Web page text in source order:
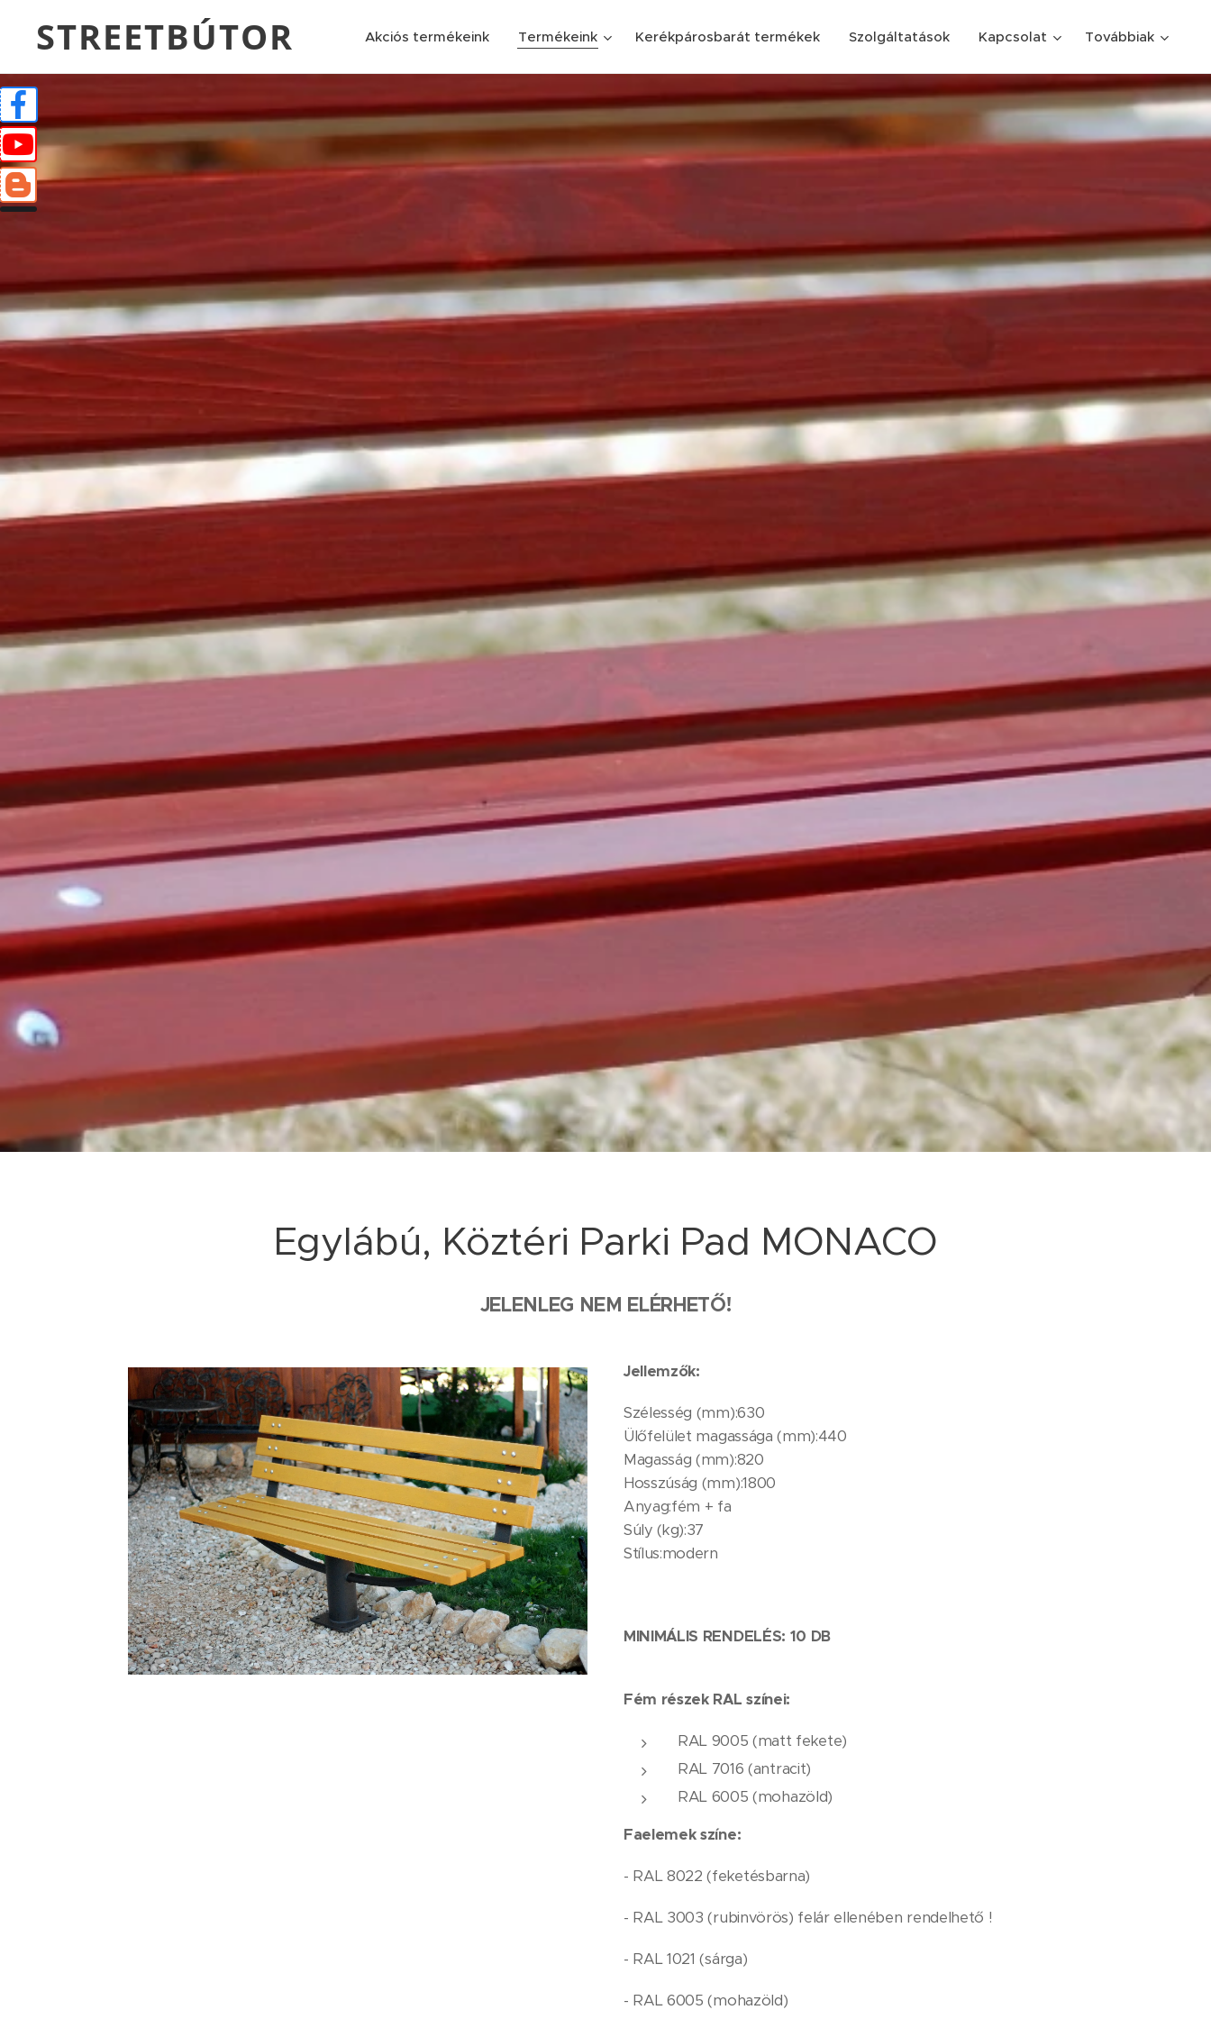
STREETBÚTOR Akciós termékeink Termékeink Kerékpárosbarát termékek Szolgáltatások Kapcsolat Továbbiak
Egylábú, Köztéri Parki Pad MONACO
JELENLEG NEM ELÉRHETŐ!
Jellemzők:
Szélesség (mm):630
Ülőfelület magassága (mm):440
Magasság (mm):820
Hosszúság (mm):1800
Anyag:fém + fa
Súly (kg):37
Stílus:modern
MINIMÁLIS RENDELÉS: 10 DB
Fém részek RAL színei:
RAL 9005 (matt fekete)
RAL 7016 (antracit)
RAL 6005 (mohazöld)
Faelemek színe:
- RAL 8022 (feketésbarna)
- RAL 3003 (rubinvörös) felár ellenében rendelhető !
- RAL 1021 (sárga)
- RAL 6005 (mohazöld)